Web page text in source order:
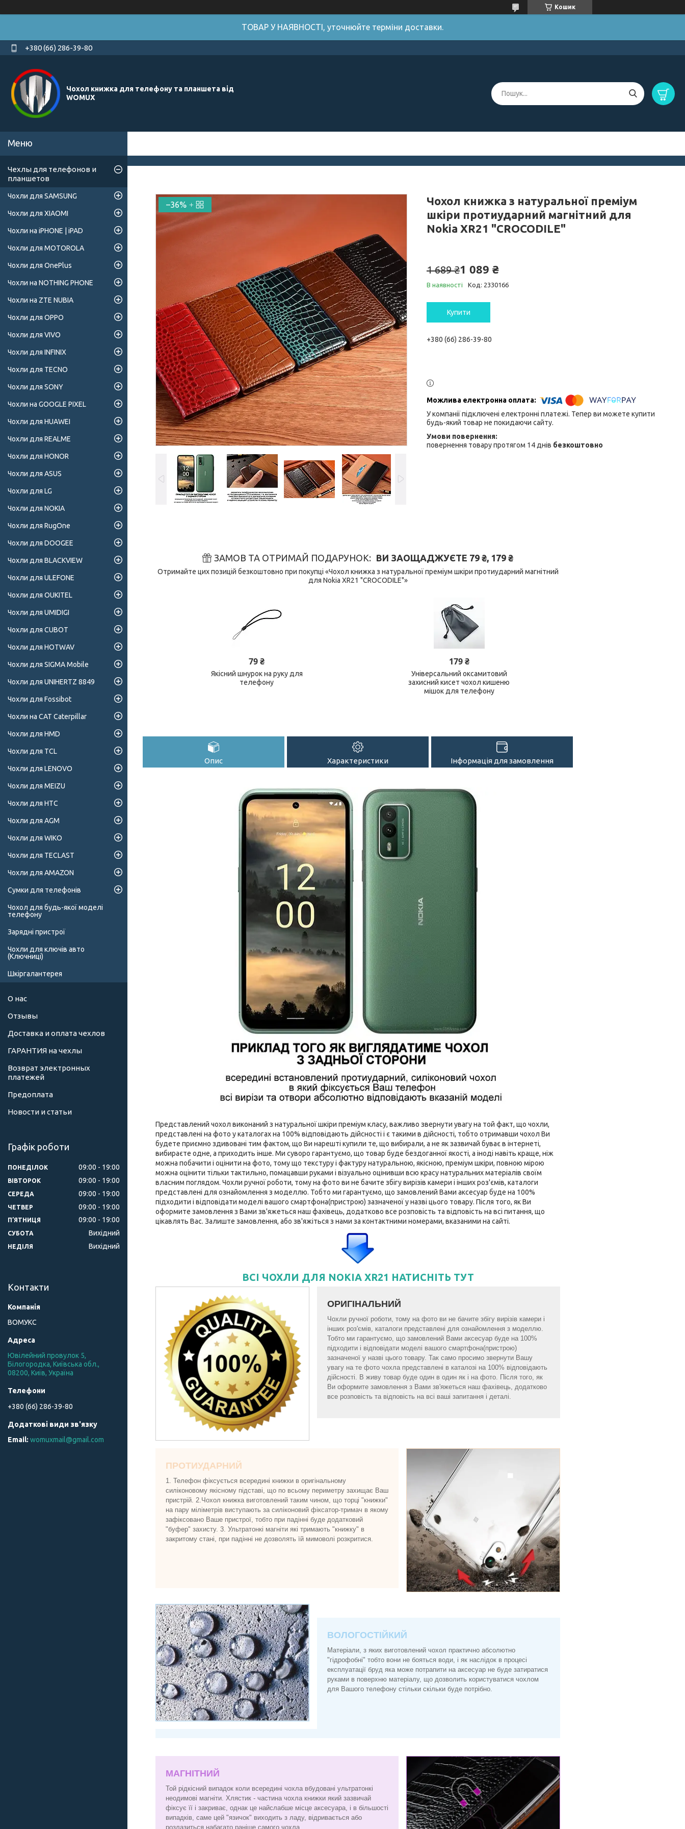
Кошик
ТОВАР У НАЯВНОСТІ, уточнюйте терміни доставки.
+380 (66) 286-39-80
Чохол книжка для телефону та планшета від
WOMUX
–36%
Чохол книжка з натуральної преміум
шкіри протиударний магнітний для
Nokia XR21 "CROCODILE"
1 689 ₴1 089 ₴
В наявності Код: 2330166
Купити
+380 (66) 286-39-80
У компанії підключені електронні платежі. Тепер ви можете купити
будь-який товар не покидаючи сайту.
повернення товару протягом 14 днів безкоштовно
ЗАМОВ ТА ОТРИМАЙ ПОДАРУНОК ВИ ЗАОЩАДЖУЄТЕ 79 ₴, 179 ₴
Отримайте цих позицій безкоштовно при покупці «Чохол книжка з натуральної преміум шкіри протиударний магнітний
для Nokia XR21 "CROCODILE"»
79 ₴
Якісний шнурок на руку для
телефону
179 ₴
Універсальний оксамитовий
захисний кисет чохол кишеню
мішок для телефону
Опис Характеристики Інформація для замовлення
Представлений чохол виконаний з натуральної шкіри преміум класу, важливо звернути увагу на той факт, що чохли,
представлені на фото у каталогах на 100% відповідають дійсності і є такими в дійсності, тобто отримавши чохол Ви
будете приємно здивовані тим фактом, що Ви нарешті купили те, що вибирали, а не як зазвичай буває в інтернеті,
вибираєте одне, а приходить інше. Ми суворо гарантуємо, що товар буде бездоганної якості, а іноді навіть краще, ніж
можна побачити і оцінити на фото, тому що текстуру і фактуру натуральною, якісною, преміум шкіри, повною мірою
можна оцінити тільки тактильно, помацавши руками і візуально оцінивши всю красу натуральних матеріалів своїм
власним поглядом. Чохли ручної роботи, тому на фото ви не бачите збігу вирізів камери і інших роз'ємів, каталоги
представлені для ознайомлення з моделлю. Тобто ми гарантуємо, що замовлений Вами аксесуар буде на 100%
підходити і відповідати моделі вашого смартфона(пристрою) зазначеної у назві цього товару. Після того, як Ви
оформите замовлення з Вами зв'яжеться наш фахівець, додатково все розповість та відповість на всі питання, що
цікавлять Вас. Залиште замовлення, або зв'яжіться з нами за контактними номерами, вказаними на сайті.
ВСІ ЧОХЛИ ДЛЯ NOKIA XR21 НАТИСНІТЬ ТУТ
ОРИГІНАЛЬНИЙ
Чохли ручної роботи, тому на фото ви не бачите збігу вирізів камери і
інших роз'ємів, каталоги представлені для ознайомлення з моделлю.
Тобто ми гарантуємо, що замовлений Вами аксесуар буде на 100%
підходити і відповідати моделі вашого смартфона(пристрою)
зазначеної у назві цього товару. Так само просимо звернути Вашу
увагу на те фото чохла представлені в каталозі на 100% відповідають
дійсності. В живу товар буде один в один як і на фото. Після того, як
Ви оформите замовлення з Вами зв'яжеться наш фахівець, додатково
все розповість та відповість на всі ваші запитання і деталі.
ПРОТИУДАРНИЙ
1. Телефон фіксується всередині книжки в оригінальному
силіконовому якісному підставі, що по всьому периметру захищає Ваш
пристрій. 2.Чохол книжка виготовлений таким чином, що торці "книжки"
на пару міліметрів виступають за силіконовий фіксатор-тримач в якому
зафіксовано Ваше пристрої, тобто при падінні буде додатковий
"буфер" захисту. 3. Ультратонкі магніти які тримають "книжку" в
закритому стані, при падінні не дозволять їй мимоволі розкритися.
ВОЛОГОСТІЙКИЙ
Матеріали, з яких виготовлений чохол практично абсолютно
"гідрофобні" тобто вони не бояться води, і як наслідок в процесі
експлуатації бруд яка може потрапити на аксесуар не буде затиратися
руками в поверхню матеріалу, що дозволить користуватися чохлом
для Вашого телефону стільки скільки буде потрібно.
МАГНІТНИЙ
Той рідкісний випадок коли всередині чохла вбудовані ультратонкі
неодимові магніти. Хлястик - частина чохла книжки який зазвичай
фіксує її і закриває, однак це найслабше місце аксесуара, і в більшості
випадків, саме цей "язичок" виходить з ладу, відривається або
розлазиться набагато раніше самого чохла.
Чехлы для телефонов и
планшетов
Чохли для SAMSUNG
Чохли для XIAOMI
Чохли на iPHONE | iPAD
Чохли для MOTOROLA
Чохли для OnePlus
Чохли на NOTHING PHONE
Чохли на ZTE NUBIA
Чохли для OPPO
Чохли для VIVO
Чохли для INFINIX
Чохли для TECNO
Чохли для SONY
Чохли на GOOGLE PIXEL
Чохли для HUAWEI
Чохли для REALME
Чохли для HONOR
Чохли для ASUS
Чохли для LG
Чохли для NOKIA
Чохли для RugOne
Чохли для DOOGEE
Чохли для BLACKVIEW
Чохли для ULEFONE
Чохли для OUKITEL
Чохли для UMIDIGI
Чохли для CUBOT
Чохли для HOTWAV
Чохли для SIGMA Mobile
Чохли для UNIHERTZ 8849
Чохли для Fossibot
Чохли на CAT Caterpillar
Чохли для HMD
Чохли для TCL
Чохли для LENOVO
Чохли для MEIZU
Чохли для HTC
Чохли для AGM
Чохли для WIKO
Чохли для TECLAST
Чохли для AMAZON
Сумки для телефонів
Чохол для будь-якої моделі
телефону
Зарядні пристрої
Чохли для ключів авто
(Ключниці)
Шкіргалантерея
О нас
Отзывы
Доставка и оплата чехлов
ГАРАНТИЯ на чехлы
Возврат электронных
платежей
Предоплата
Новости и статьи
Графік роботи
ПОНЕДІЛОК 09:00 19:00
ВІВТОРОК 09:00 19:00
СЕРЕДА 09:00 19:00
ЧЕТВЕР 09:00 19:00
ПʼЯТНИЦЯ 09:00 19:00
СУБОТА Вихідний
НЕДІЛЯ Вихідний
Контакти
ВОМУКС
Ювілейний провулок 5,
Білогородка, Київська обл.,
08200, Київ, Україна
+380 (66) 286-39-80
womuxmail@gmail.com